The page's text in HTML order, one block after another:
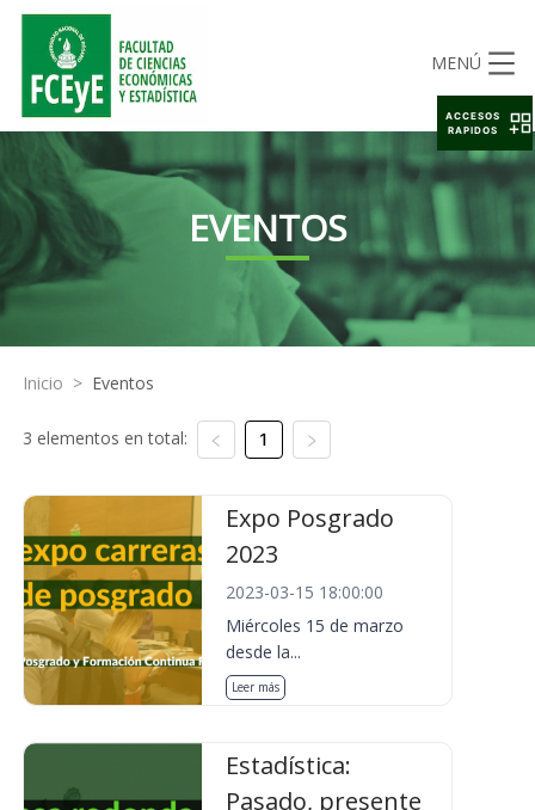
MENÚ
EVENTOS
Inicio > Eventos
3 elementos en total: 1
Expo Posgrado
2023
2023-03-15 18:00:00
Miércoles 15 de marzo
desde la...
Leer más
Estadística:
Pasado, presente
ACCESOS
RAPIDOS